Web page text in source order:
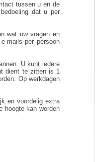
tussen u en de
dat u per
wat uw vragen en
mails per persoon
U kunt iedere
dient te zitten is 1
Op werkdagen
en voordelig extra
hoogte kan worden